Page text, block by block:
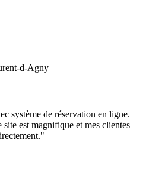
d-Agny
système de réservation en ligne.
est magnifique et mes clientes
"